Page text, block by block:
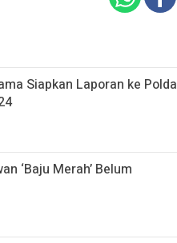
Siapkan Laporan ke Polda
‘Baju Merah’ Belum